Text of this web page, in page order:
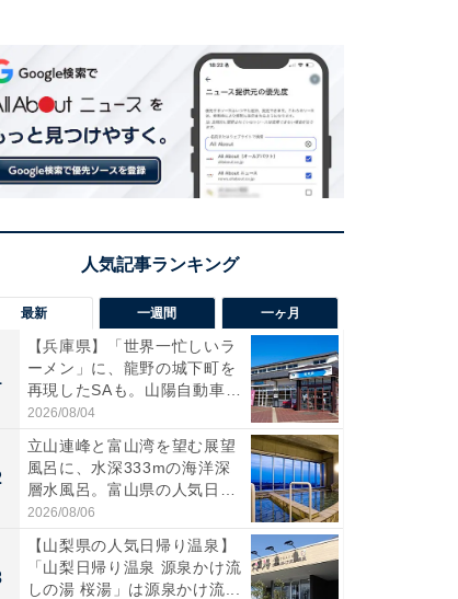
最新 一週間 一ヶ月
【兵庫県】「世界一忙しいラ
ーメン」に、龍野の城下町を
再現したSAも。山陽自動車
道...
2026/08/04
立山連峰と富山湾を望む展望
風呂に、水深333mの海洋深
層水風呂。富山県の人気日
帰...
2026/08/06
【山梨県の人気日帰り温泉】
「山梨日帰り温泉 源泉かけ流
しの湯 桜湯」は源泉かけ流...